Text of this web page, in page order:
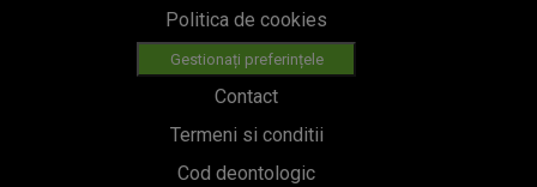
Politica de cookies
Gestionați preferințele
Contact
Termeni si conditii
Cod deontologic